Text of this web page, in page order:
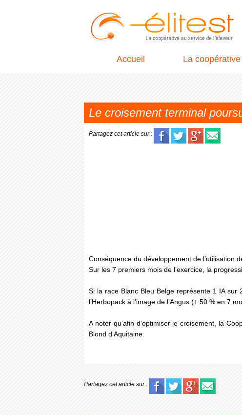
Accueil La coopérative
Le croisement terminal
Partagez cet article sur :
Conséquence du développement de l’utilisation
Sur les 7 premiers mois de l’exercice, la
Si la race Blanc Bleu Belge représente 1 IA
l’Herbopack à l’image de l’Angus (+ 50 % en 7
A noter qu’afin d’optimiser le croisement, la
Blond d’Aquitaine.
Partagez cet article sur :